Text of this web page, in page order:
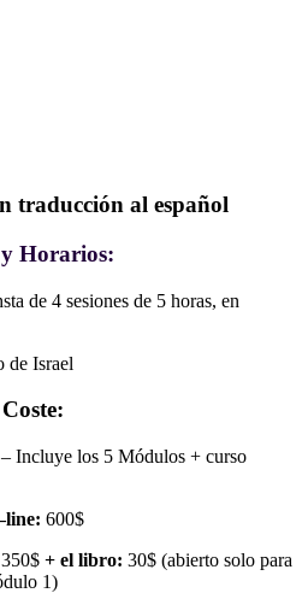
traducción al español
Horarios:
de 4 sesiones de 5 horas, en
de Israel
Coste:
Incluye los 5 Módulos + curso
600$
350$ + el libro: 30$ (abierto solo para
1)